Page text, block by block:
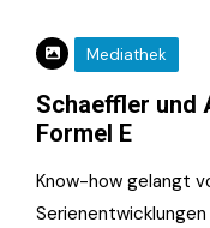
Mediathek
Schaeffler und
Formel E
Know-how gelangt